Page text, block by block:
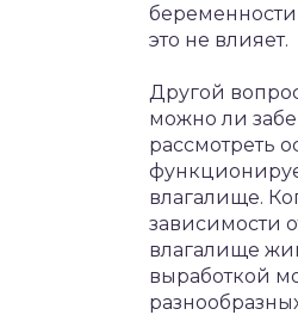
это не влияет.
Другой
можно ли
рассмотреть
влагалище.
зависимости
влагалище
выработкой